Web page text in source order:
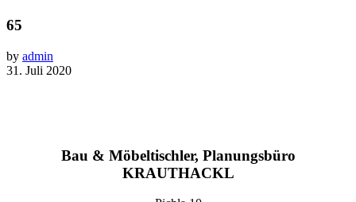
65
by admin
31. Juli 2020
Bau & Möbeltischler, Planungsbüro
KRAUTHACKL